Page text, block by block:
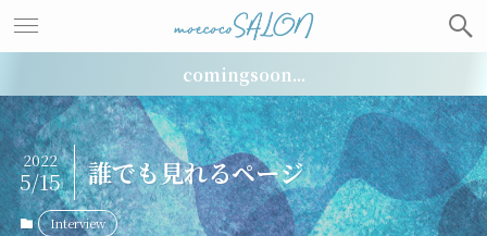
comingsoon...
誰でも見れるページ
2022
5/15
Interview